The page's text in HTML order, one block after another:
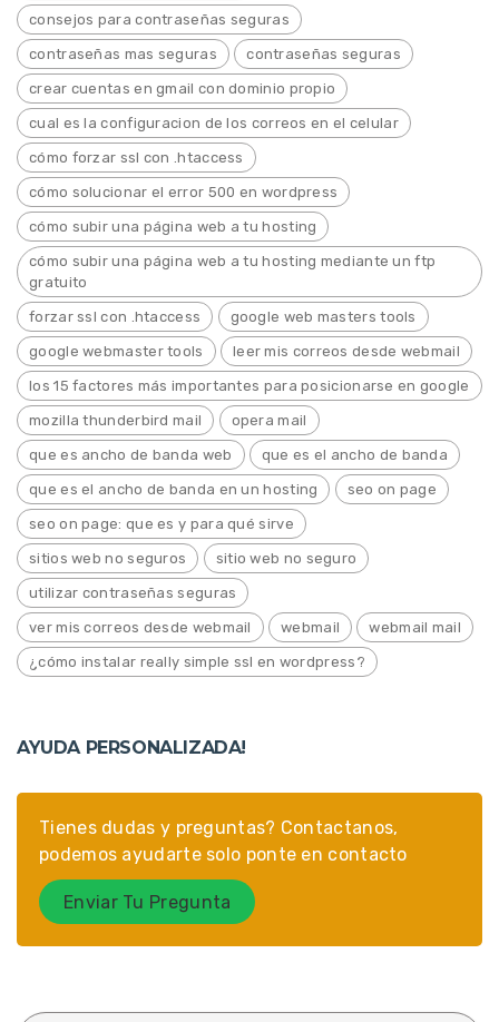
consejos para contraseñas seguras
contraseñas mas seguras contraseñas seguras
crear cuentas en gmail con dominio propio
cual es la configuracion de los correos en el celular
cómo forzar ssl con .htaccess
cómo solucionar el error 500 en wordpress
cómo subir una página web a tu hosting
cómo subir una página web a tu hosting mediante un ftp
gratuito
forzar ssl con .htaccess google web masters tools
google webmaster tools leer mis correos desde webmail
los 15 factores más importantes para posicionarse en google
mozilla thunderbird mail opera mail
que es ancho de banda web que es el ancho de banda
que es el ancho de banda en un hosting seo on page
seo on page: que es y para qué sirve
sitios web no seguros sitio web no seguro
utilizar contraseñas seguras
ver mis correos desde webmail webmail webmail mail
¿cómo instalar really simple ssl en wordpress?
AYUDA PERSONALIZADA!
Tienes dudas y preguntas? Contactanos,
podemos ayudarte solo ponte en contacto
Enviar Tu Pregunta